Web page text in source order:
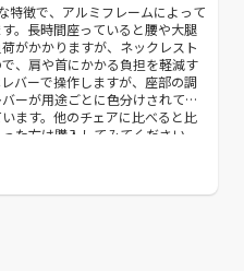
特徴で、アルミフレームによって
。長時間座っていると腰や大腿
がかかりますが、ネックレスト
、肩や首にかかる負担を軽減す
バーで操作しますが、座部の調
ーが用途ごとに色分けされてい
ます。他のチェアに比べると比
た方は購入してみてください。